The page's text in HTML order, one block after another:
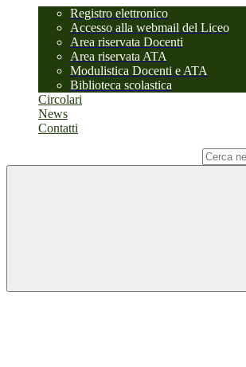
Registro elettronico
Accesso alla webmail del Liceo
Area riservata Docenti
Area riservata ATA
Modulistica Docenti e ATA
Biblioteca scolastica
Circolari
News
Contatti